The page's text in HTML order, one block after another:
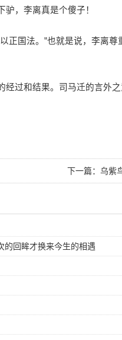
，李离真是个傻子！
国法。”也就是说，李离尊
过和结果。司马迁的言外之
下一篇：乌紫
的回眸才换来今生的相遇